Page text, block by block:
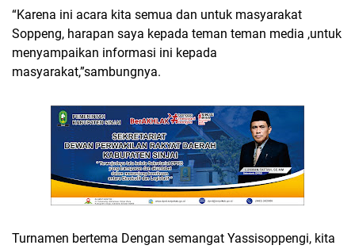
“Karena ini acara kita semua dan untuk masyarakat
Soppeng, harapan saya kepada teman teman media ,untuk
menyampaikan informasi ini kepada
masyarakat,”sambungnya.
Turnamen bertema Dengan semangat Yassisoppengi, kita